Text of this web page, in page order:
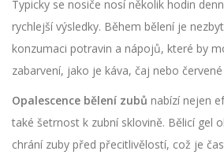
Typicky se nosiče nosí několik hodin
rychlejší výsledky. Během bělení je
konzumaci potravin a nápojů, které by
zabarvení, jako je káva, čaj nebo
Opalescence bělení zubů nabízí nejen
také šetrnost k zubní sklovině. Bělicí gel
chrání zuby před přecitlivělostí, což je